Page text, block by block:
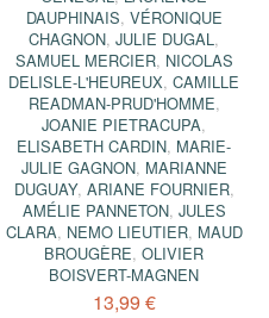
DAUPHINAIS, VÉRONIQUE
CHAGNON,JULIE DUGAL,
SAMUEL MERCIER, NICOLAS
DELISLE-L'HEUREUX,CAMILLE
READMAN-PRUD'HOMME,
JOANIE PIETRACUPA,
ELISABETH CARDIN, MARIE-
JULIE GAGNON, MARIANNE
DUGUAY, ARIANE FOURNIER,
AMÉLIE PANNETON, JULES
CLARA, NEMO LIEUTIER, MAUD
BROUGÈRE,OLIVIER
BOISVERT-MAGNEN
13,99 €